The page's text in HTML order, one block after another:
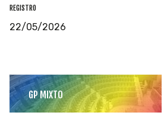
REGISTRO
22/05/2026
GP MIXTO